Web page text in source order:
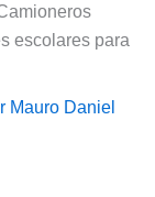
escolares para
Mauro Daniel